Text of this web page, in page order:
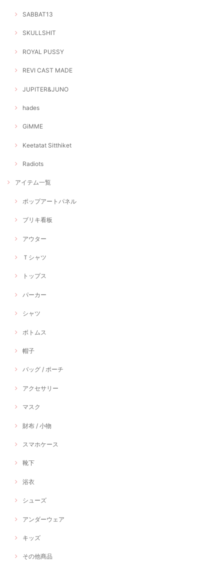
SABBAT13
SKULLSHIT
ROYAL PUSSY
REVI CAST MADE
JUPITER&JUNO
hades
GiMME
Keetatat Sitthiket
Radiots
アイテム一覧
ポップアートパネル
ブリキ看板
アウター
Ｔシャツ
トップス
パーカー
シャツ
ボトムス
帽子
バッグ / ポーチ
アクセサリー
マスク
財布 / 小物
スマホケース
靴下
浴衣
シューズ
アンダーウェア
キッズ
その他商品